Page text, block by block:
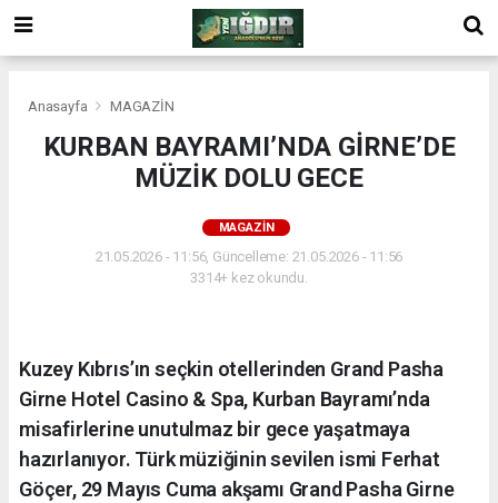
Anasayfa MAGAZİN
KURBAN BAYRAMI’NDA GİRNE’DE
MÜZİK DOLU GECE
MAGAZİN
21.05.2026 - 11:56, Güncelleme: 21.05.2026 - 11:56
3314+ kez okundu.
Kuzey Kıbrıs’ın seçkin otellerinden Grand Pasha
Girne Hotel Casino & Spa, Kurban Bayramı’nda
misafirlerine unutulmaz bir gece yaşatmaya
hazırlanıyor. Türk müziğinin sevilen ismi Ferhat
Göçer, 29 Mayıs Cuma akşamı Grand Pasha Girne